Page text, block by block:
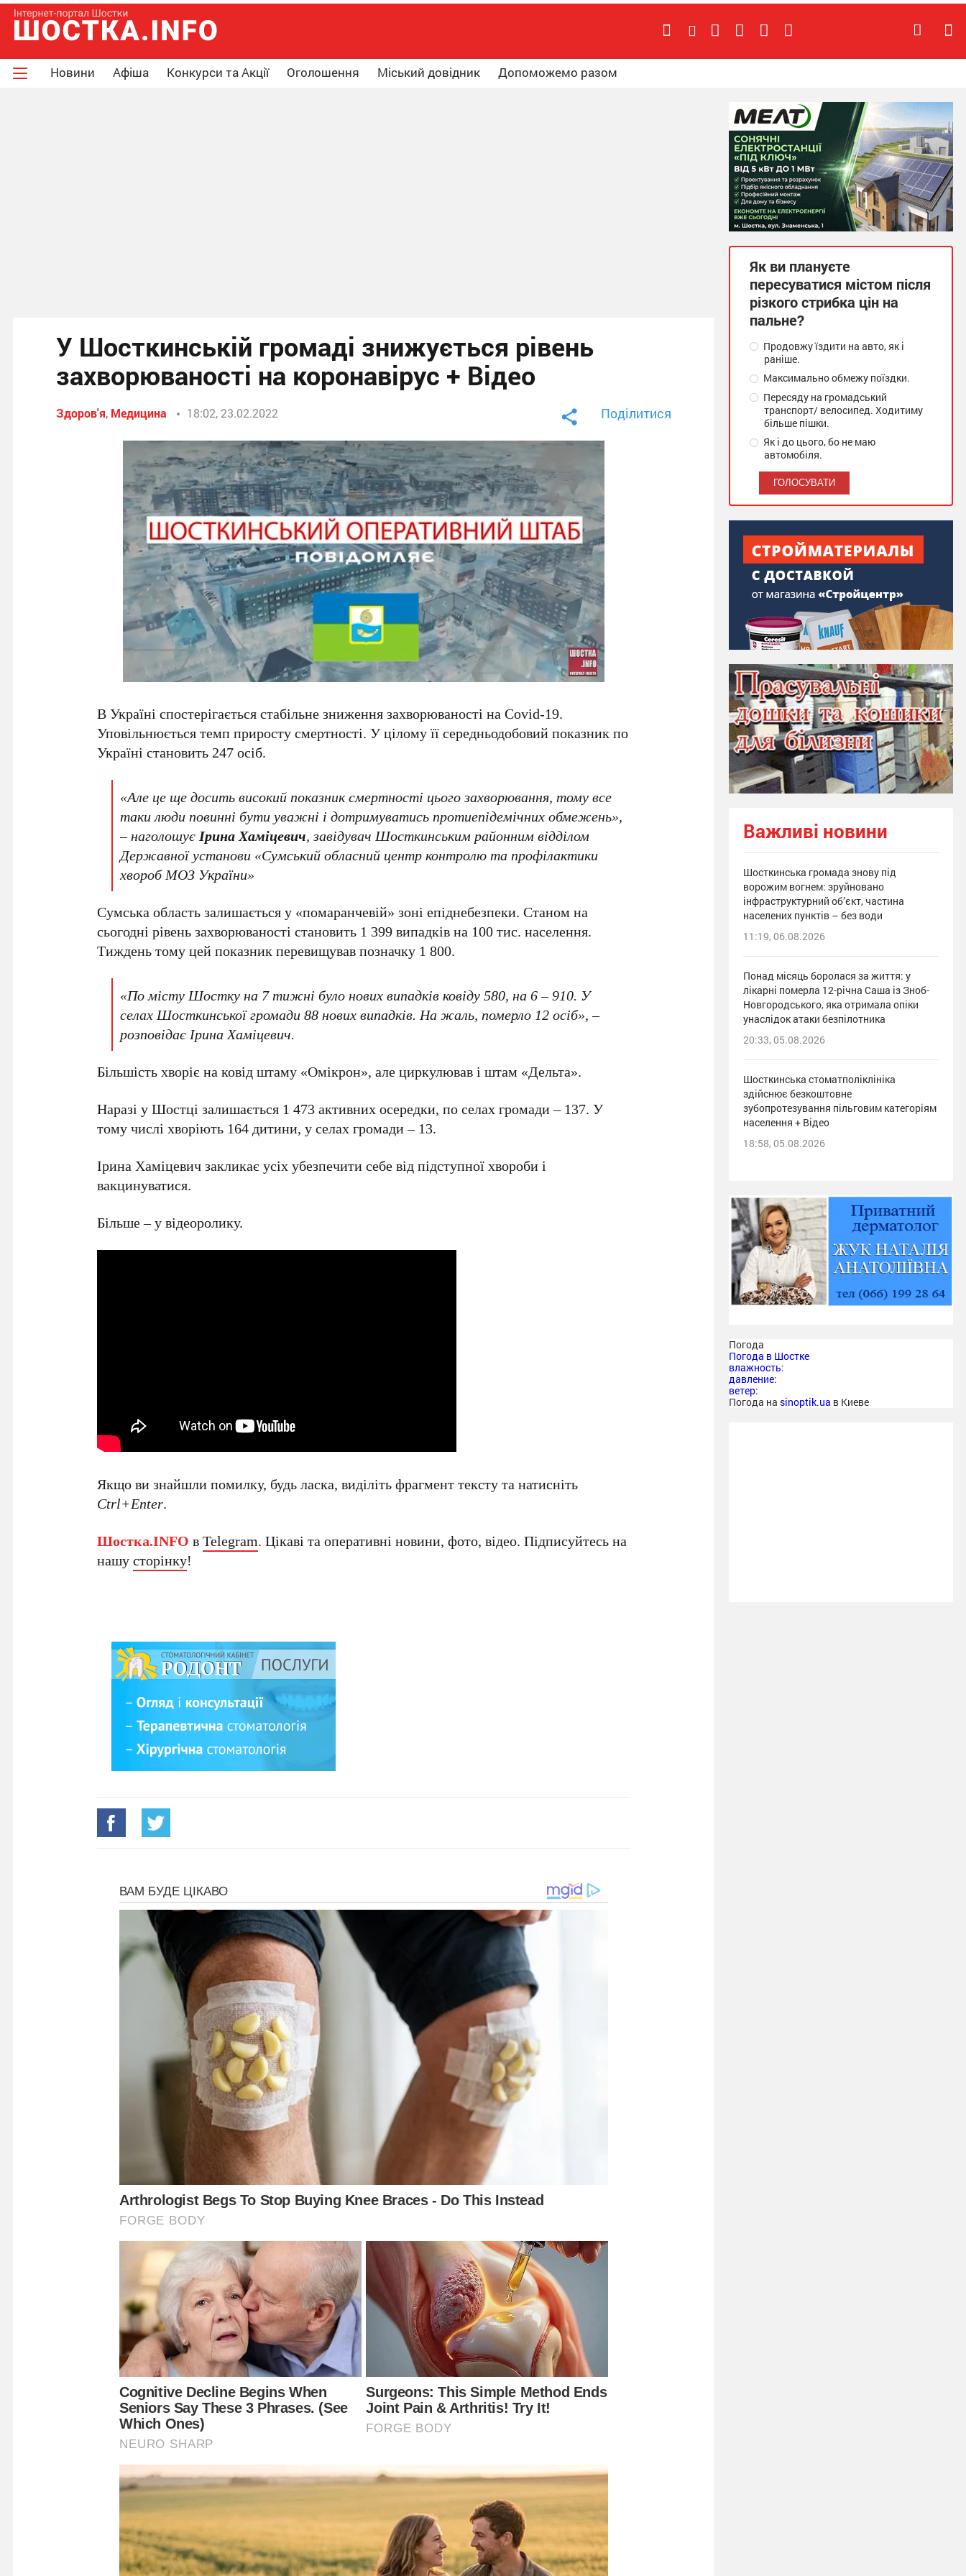
Новини Афіша Конкурси та Акції Оголошення Міський довідник Допоможемо разом
У Шосткинській громаді знижується рівень
захворюваності на коронавірус + Відео
Здоров'я, Медицина 18:02, 23.02.2022 Поділитися
В Україні спостерігається стабільне зниження захворюваності на Covid-19.
Уповільнюється темп приросту смертності. У цілому її середньодобовий показник по
Україні становить 247 осіб.
«Але це ще досить високий показник смертності цього захворювання, тому все
таки люди повинні бути уважні і дотримуватись протиепідемічних обмежень»,
– наголошуєІрина Хаміцевич, завідувач Шосткинським районним відділом
Державної установи «Сумський обласний центр контролю та профілактики
хвороб МОЗ України»
Сумська область залишається у «помаранчевій» зоні епіднебезпеки. Станом на
сьогодні рівень захворюваності становить 1 399 випадків на 100 тис. населення.
Тиждень тому цей показник перевищував позначку 1 800.
«По місту Шостку на 7 тижні було нових випадків ковіду 580, на 6 – 910. У
селах Шосткинської громади 88 нових випадків. На жаль, померло 12 осіб», –
розповідає Ірина Хаміцевич.
Більшість хворіє на ковід штаму «Омікрон», але циркулював і штам «Дельта».
Наразі у Шостці залишається 1 473 активних осередки, по селах громади – 137. У
тому числі хворіють 164 дитини, у селах громади – 13.
Ірина Хаміцевич закликає усіх убезпечити себе від підступної хвороби і
вакцинуватися.
Більше – у відеоролику.
Якщо ви знайшли помилку, будь ласка, виділіть фрагмент тексту та натисніть
Ctrl+Enter.
Шостка.INFO вTelegram. Цікаві та оперативні новини, фото, відео. Підписуйтесь на
нашусторінку!
Як ви плануєте
пересуватися містом після
різкого стрибка цін на
пальне?
Продовжу їздити на авто, як і
раніше.
Максимально обмежу поїздки.
Пересяду на громадський
транспорт/ велосипед. Ходитиму
більше пішки.
Як і до цього, бо не маю
автомобіля.
Важливі новини
Шосткинська громада знову під
ворожим вогнем: зруйновано
інфраструктурний об’єкт, частина
населених пунктів – без води
11:19, 06.08.2026
Понад місяць боролася за життя: у
лікарні померла 12-річна Саша із Зноб-
Новгородського, яка отримала опіки
унаслідок атаки безпілотника
20:33, 05.08.2026
Шосткинська стоматполіклініка
здійснює безкоштовне
зубопротезування пільговим категоріям
населення + Відео
18:58, 05.08.2026
Погода
Погода в Шостке
влажность:
давление:
ветер:
Погода на sinoptik.ua в Киеве